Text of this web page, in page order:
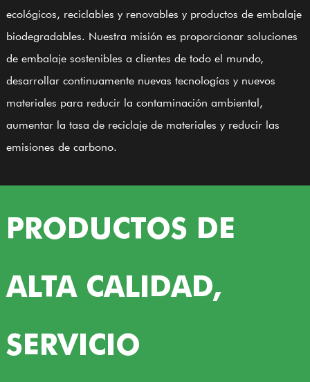
ecológicos, reciclables y renovables y productos de embalaje
biodegradables. Nuestra misión es proporcionar soluciones
de embalaje sostenibles a clientes de todo el mundo,
desarrollar continuamente nuevas tecnologías y nuevos
materiales para reducir la contaminación ambiental,
aumentar la tasa de reciclaje de materiales y reducir las
emisiones de carbono.
PRODUCTOS DE
ALTA CALIDAD,
SERVICIO